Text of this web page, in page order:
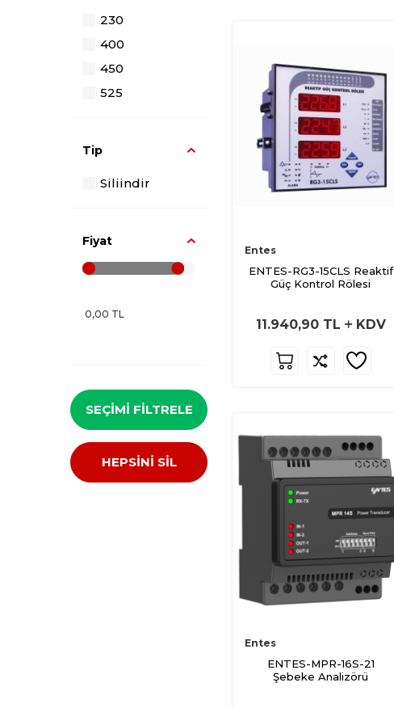
M3608
M3606
M0006
M0849
M0020
M0023
230
400
450
525
Tip
Siliindir
Fiyat
SEÇIMI FILTRELE
HEPSİNİ SİL
Entes
ENTES-RG3-15CLS Reaktif
Güç Kontrol Rölesi
11.940,90TL KDV
Entes
ENTES-MPR-16S-21
Şebeke Analizörü